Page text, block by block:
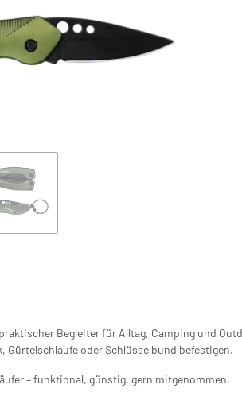
Begleiter für Alltag, Camping und
oder Schlüsselbund befestigen.
– funktional, günstig, gern mitgenommen.